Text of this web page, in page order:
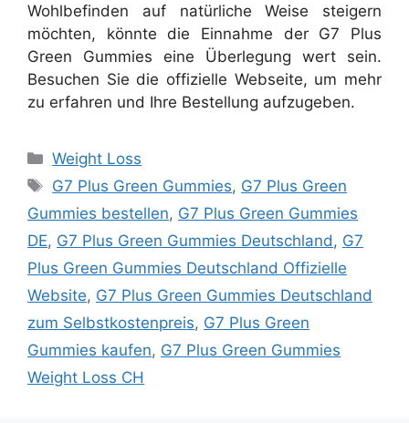
Wohlbefinden auf natürliche Weise steigern
möchten, könnte die Einnahme der G7 Plus
Green Gummies eine Überlegung wert sein.
Besuchen Sie die offizielle Webseite, um mehr
zu erfahren und Ihre Bestellung aufzugeben.
Categories
Weight Loss
Tags
G7 Plus Green Gummies, G7 Plus Green
Gummies bestellen, G7 Plus Green Gummies
DE, G7 Plus Green Gummies Deutschland , G7
Plus Green Gummies Deutschland Offizielle
Website, G7 Plus Green Gummies Deutschland
zum Selbstkostenpreis, G7 Plus Green
Gummies kaufen, G7 Plus Green Gummies
Weight Loss CH